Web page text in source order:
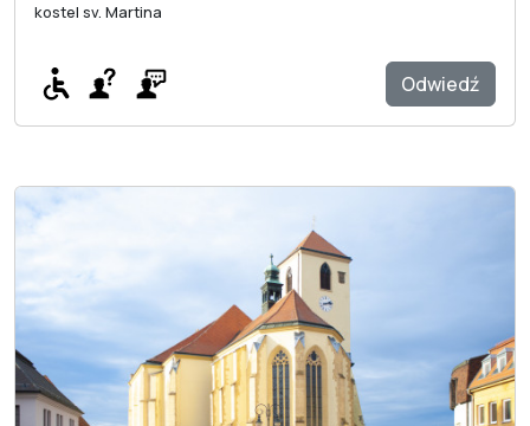
kostel sv. Martina
Odwiedź